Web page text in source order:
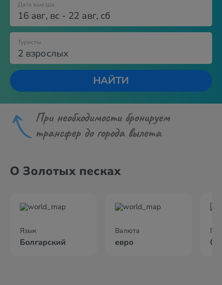
Дата выезда
16 авг, вс- 22 авг, сб
2 взрослых
Туристы
НАЙТИ
При необходимости бронируем
трансфер до города вылета
О Золотых песках
Язык
Болгарский
Валюта
евро